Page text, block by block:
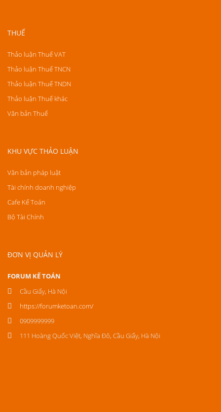
THUẾ
Thảo luận Thuế VAT
Thảo luận Thuế TNCN
Thảo luận Thuế TNDN
Thảo luận Thuế khác
Văn bản Thuế
KHU VỰC THẢO LUẬN
Văn bản pháp luật
Tài chính doanh nghiệp
Cafe Kế Toán
Bộ Tài Chính
ĐƠN VỊ QUẢN LÝ
FORUM KẾ TOÁN
Cầu Giấy, Hà Nội
https://forumketoan.com/
0909999999
111 Hoàng Quốc Việt, Nghĩa Đô, Cầu Giấy, Hà Nội